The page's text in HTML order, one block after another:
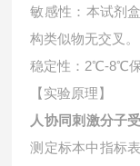
敏感性：本试剂
构类似物无交叉。
稳定性：2℃-8℃保
【实验原理】
人协同刺激分子
测定标本中指标